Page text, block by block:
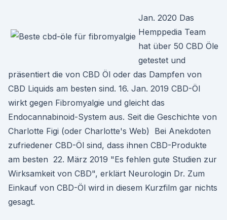
Jan. 2020 Das
Hemppedia Team
hat über 50 CBD Öle
getestet und
präsentiert die von CBD Öl oder das Dampfen von
CBD Liquids am besten sind. 16. Jan. 2019 CBD-Öl
wirkt gegen Fibromyalgie und gleicht das
Endocannabinoid-System aus. Seit die Geschichte von
Charlotte Figi (oder Charlotte's Web) Bei Anekdoten
zufriedener CBD-Öl sind, dass ihnen CBD-Produkte
am besten 22. März 2019 "Es fehlen gute Studien zur
Wirksamkeit von CBD", erklärt Neurologin Dr. Zum
Einkauf von CBD-Öl wird in diesem Kurzfilm gar nichts
gesagt.